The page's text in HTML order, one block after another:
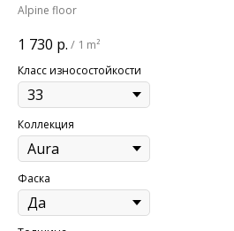
Alpine floor
1 730 р. / 1 m²
Класс износостойкости
Коллекция
Фаска